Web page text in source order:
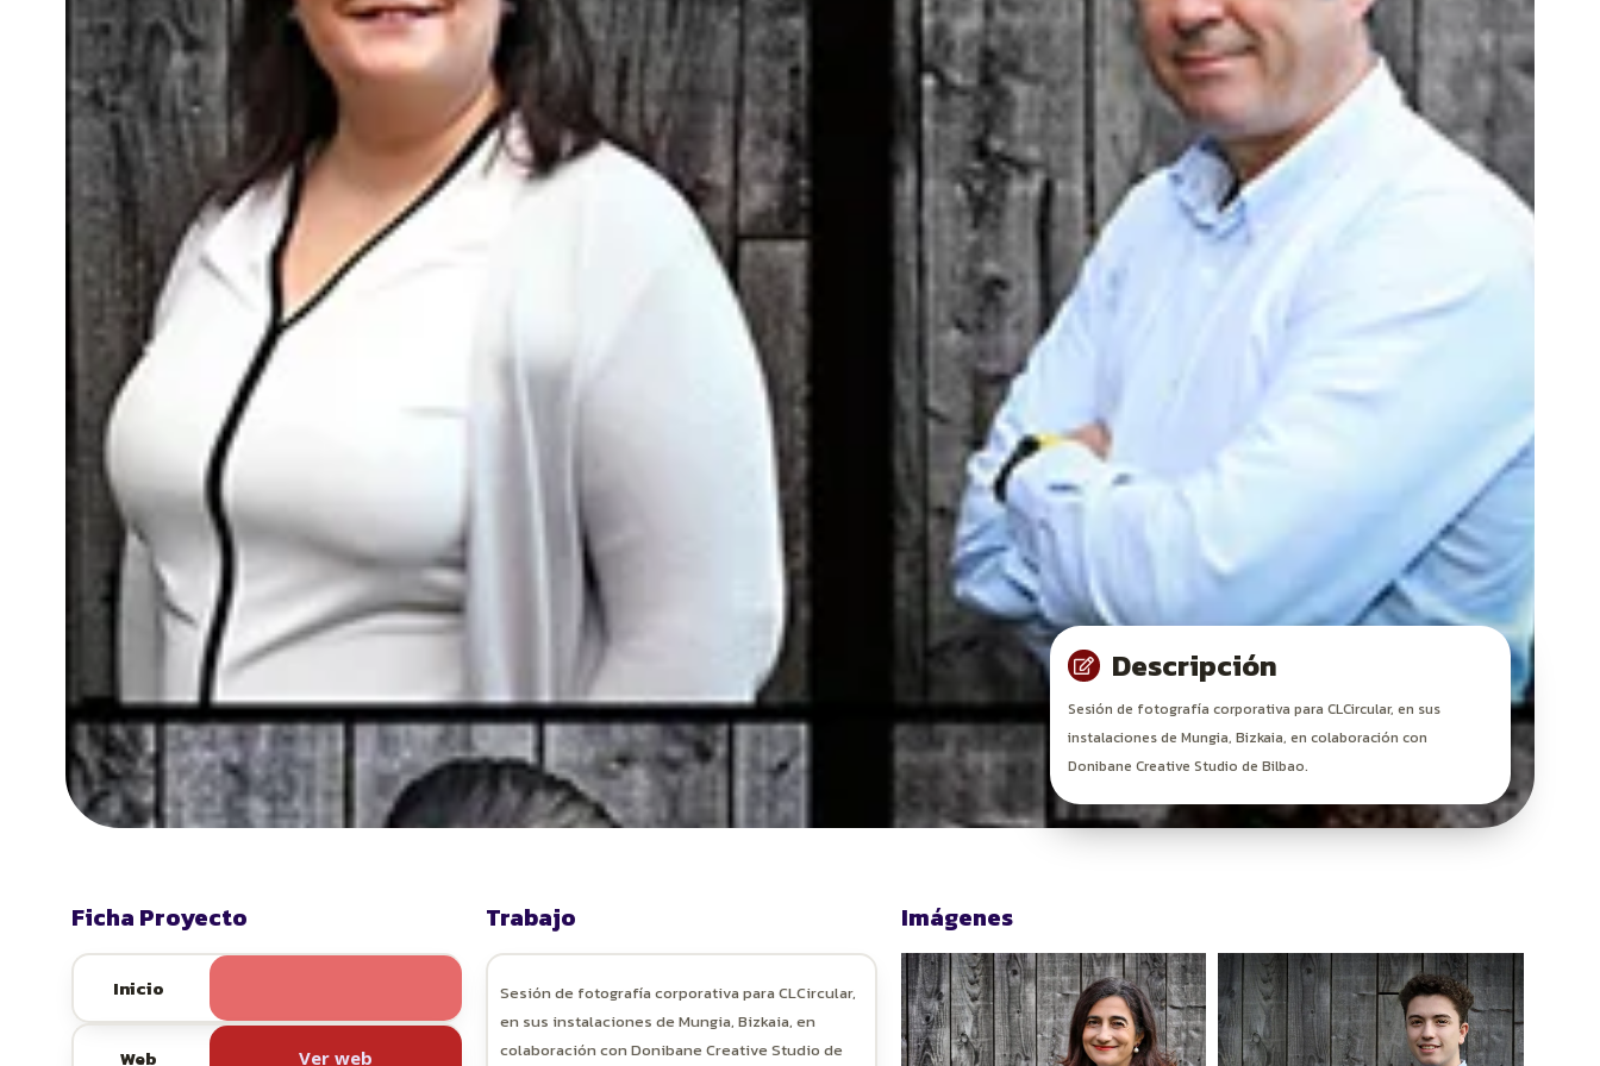
Descripción
Sesión de fotografía corporativa para CLCircular, en sus
instalaciones de Mungia, Bizkaia, en colaboración con
Donibane Creative Studio de Bilbao.
Ficha Proyecto
Inicio
Web Ver web
Trabajo
Sesión de fotografía corporativa para CLCircular,
en sus instalaciones de Mungia, Bizkaia, en
colaboración con Donibane Creative Studio de
Imágenes